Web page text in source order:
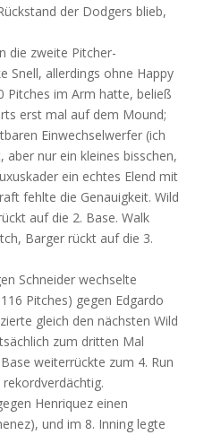
der Dodgers blieb,
die zweite Pitcher-
Snell, allerdings ohne Happy
Pitches im Arm hatte, beließ
erst mal auf dem Mound;
Einwechselwerfer (ich
nur ein kleines bisschen,
ein echtes Elend mit
fehlte die Genauigkeit. Wild
auf die 2. Base. Walk
Barger rückt auf die 3.
Schneider wechselte
Pitches) gegen Edgardo
gleich den nächsten Wild
zum dritten Mal
weiterrückte zum 4. Run
Henriquez einen
und im 8. Inning legte